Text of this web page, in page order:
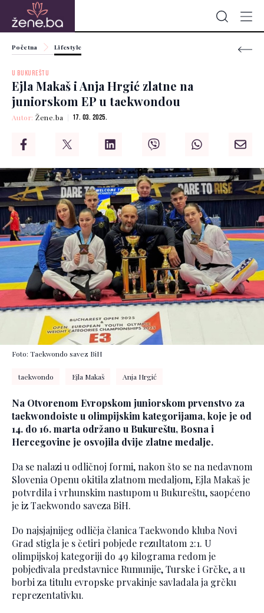
Početna Lifestyle
U BUKUREŠTU
Ejla Makaš i Anja Hrgić zlatne na
juniorskom EP u taekwondou
Autor:Žene.ba 17. 03. 2025.
Foto: Taekwondo savez BiH
taekwondo Ejla Makaš Anja Hrgić
Na Otvorenom Evropskom juniorskom prvenstvo za
taekwondoiste u olimpijskim kategorijama, koje je od
14. do 16. marta održano u Bukureštu, Bosna i
Hercegovine je osvojila dvije zlatne medalje.
Da se nalazi u odličnoj formi, nakon što se na nedavnom
Slovenia Openu okitila zlatnom medaljom, Ejla Makaš je
potvrdila i vrhunskim nastupom u Bukureštu, saopćeno
je iz Taekwondo saveza BiH.
Do najsjajnijeg odličja članica Taekwondo kluba Novi
Grad stigla je s četiri pobjede rezultatom 2:1. U
olimpijskoj kategoriji do 49 kilograma redom je
pobjeđivala predstavnice Rumunije, Turske i Grčke, a u
borbi za titulu evropske prvakinje savladala ja grčku
reprezentativku.